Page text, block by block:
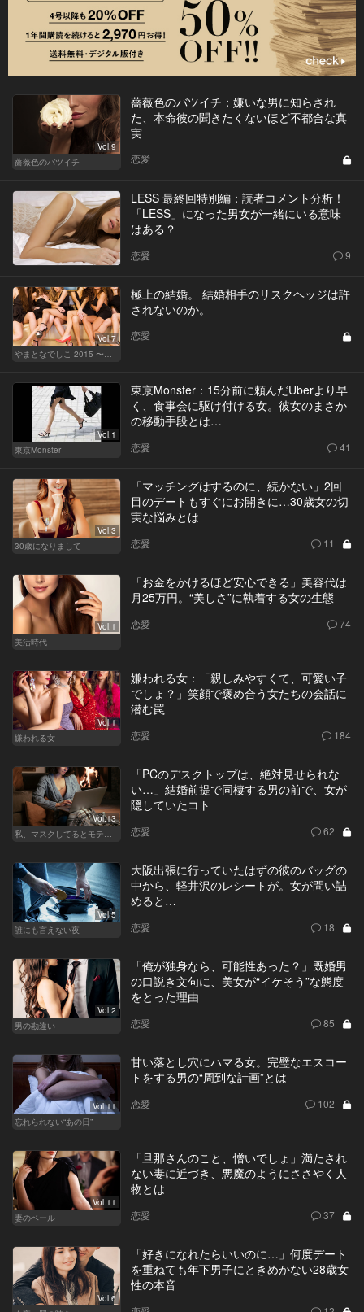
Vol.9
薔薇色のバツイチ
薔薇色のバツイチ：嫌いな男に知らされ
た、本命彼の聞きたくないほど不都合な真
実
恋愛
LESS 最終回特別編：読者コメント分析！
「LESS」になった男女が一緒にいる意味
はある？
恋愛 9
Vol.7
やまとなでしこ 2015 〜極上の結婚〜
極上の結婚。 結婚相手のリスクヘッジは許
されないのか。
恋愛
Vol.1
東京Monster
東京Monster：15分前に頼んだUberより早
く、食事会に駆け付ける女。彼女のまさか
の移動手段とは…
恋愛 41
Vol.3
30歳になりまして
「マッチングはするのに、続かない」2回
目のデートもすぐにお開きに…30歳女の切
実な悩みとは
恋愛 11
Vol.1
美活時代
「お金をかけるほど安心できる」美容代は
月25万円。“美しさ”に執着する女の生態
恋愛 74
Vol.1
嫌われる女
嫌われる女：「親しみやすくて、可愛い子
でしょ？」笑顔で褒め合う女たちの会話に
潜む罠
恋愛 184
Vol.13
「PCのデスクトップは、絶対見せられな
い…」結婚前提で同棲する男の前で、女が
隠していたコト
恋愛 62
Vol.5
誰にも言えない夜
大阪出張に行っていたはずの彼のバッグの
中から、軽井沢のレシートが。女が問い詰
めると…
恋愛 18
Vol.2
男の勘違い
「俺が独身なら、可能性あった？」既婚男
の口説き文句に、美女が“イケそう”な態度
をとった理由
恋愛 85
Vol.11
忘れられない“あの日”
甘い落とし穴にハマる女。完璧なエスコー
トをする男の“周到な計画”とは
恋愛 102
Vol.11
妻のベール
「旦那さんのこと、憎いでしょ」満たされ
ない妻に近づき、悪魔のようにささやく人
物とは
恋愛 37
Vol.6
「好きになれたらいいのに…」何度デート
を重ねても年下男子にときめかない28歳女
性の本音